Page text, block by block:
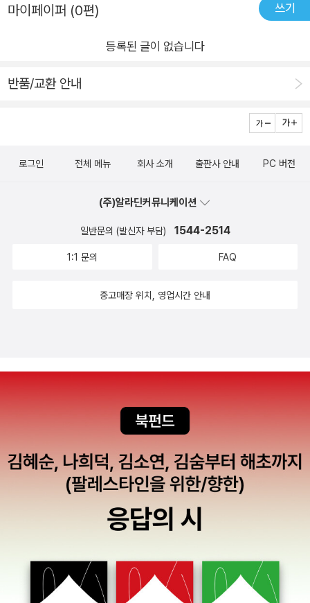
마이페이퍼 (0편) 쓰기
등록된 글이 없습니다
반품/교환 안내
로그인 전체 메뉴 회사 소개 출판사 안내 PC 버전
(주)알라딘커뮤니케이션
일반문의 (발신자 부담) 1544-2514
1:1 문의 FAQ
중고매장 위치, 영업시간 안내